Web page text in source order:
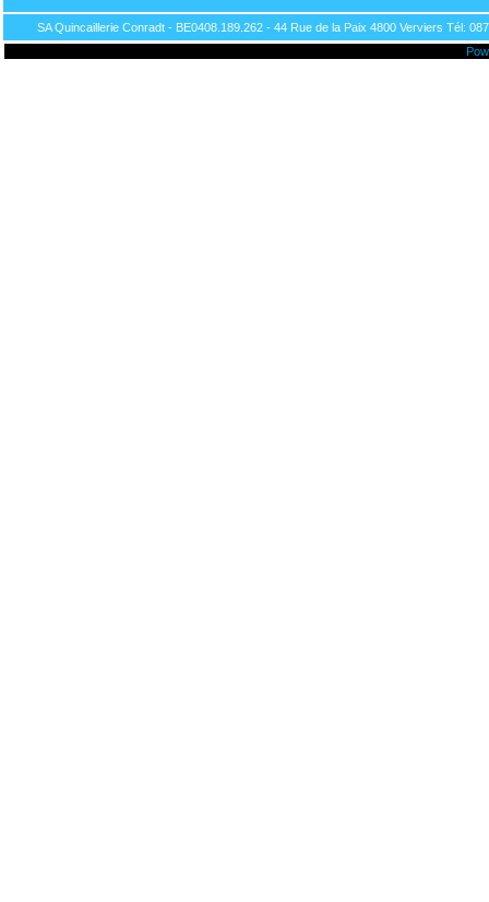
SA Quincaillerie Conradt - BE0408.189.262 - 44 Rue de la Paix 4800 Verviers Tél: